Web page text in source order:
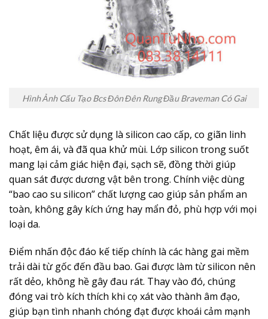
Hình Ảnh Cấu Tạo Bcs Đôn Đên Rung Đầu Braveman Có Gai
Chất liệu được sử dụng là silicon cao cấp, co giãn linh
hoạt, êm ái, và đã qua khử mùi. Lớp silicon trong suốt
mang lại cảm giác hiện đại, sạch sẽ, đồng thời giúp
quan sát được dương vật bên trong. Chính việc dùng
“bao cao su silicon” chất lượng cao giúp sản phẩm an
toàn, không gây kích ứng hay mẩn đỏ, phù hợp với mọi
loại da.
Điểm nhấn độc đáo kế tiếp chính là các hàng gai mềm
trải dài từ gốc đến đầu bao. Gai được làm từ silicon nên
rất dẻo, không hề gây đau rát. Thay vào đó, chúng
đóng vai trò kích thích khi cọ xát vào thành âm đạo,
giúp bạn tình nhanh chóng đạt được khoái cảm mạnh